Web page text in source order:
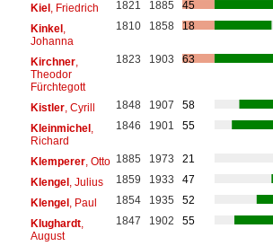
Kiel, Friedrich 1821 1885
45
Kinkel,
Johanna
1810 1858 18
Kirchner,
Theodor
Fürchtegott
1823 1903 63
Kistler, Cyrill 1848 1907
58
Kleinmichel,
Richard
1846 1901 55
Klemperer, Otto 1885 1973
21
Klengel, Julius 1859 1933
47
Klengel, Paul 1854 1935
52
Klughardt,
August
1847 1902 55